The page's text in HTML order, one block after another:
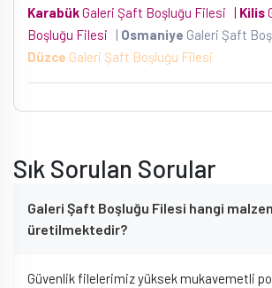
KarabükGaleri Şaft Boşluğu Filesi | Kilis
Boşluğu Filesi
| Osmaniye Galeri Şaft
Düzce Galeri Şaft Boşluğu Filesi
Sık Sorulan Sorular
Galeri Şaft Boşluğu Filesi hangi
üretilmektedir?
Güvenlik filelerimiz yüksek mukavemetli